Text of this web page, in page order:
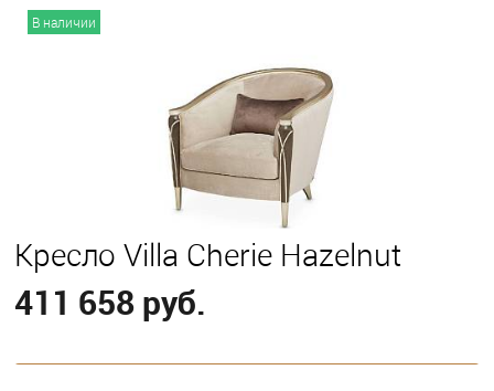
В наличии
Кресло Villa Cherie Hazelnut
411 658 руб.